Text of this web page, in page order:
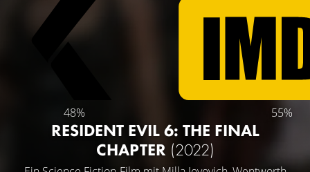
48% 55%
RESIDENT EVIL 6: THE FINAL
CHAPTER (2022)